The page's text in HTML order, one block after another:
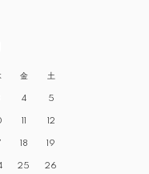
金 土
4 5
11 12
18 19
25 26